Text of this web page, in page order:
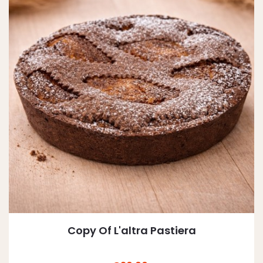
Copy Of L'altra Pastiera